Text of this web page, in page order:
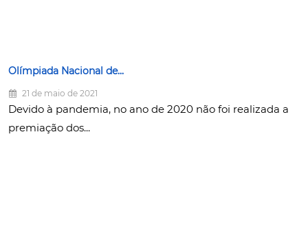
Olímpiada Nacional de...
21 de maio de 2021
Devido à pandemia, no ano de 2020 não foi realizada a
premiação dos...